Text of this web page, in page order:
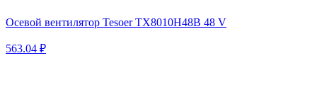
Осевой вентилятор Tesoer TX8010H48B 48 V
563.04 ₽